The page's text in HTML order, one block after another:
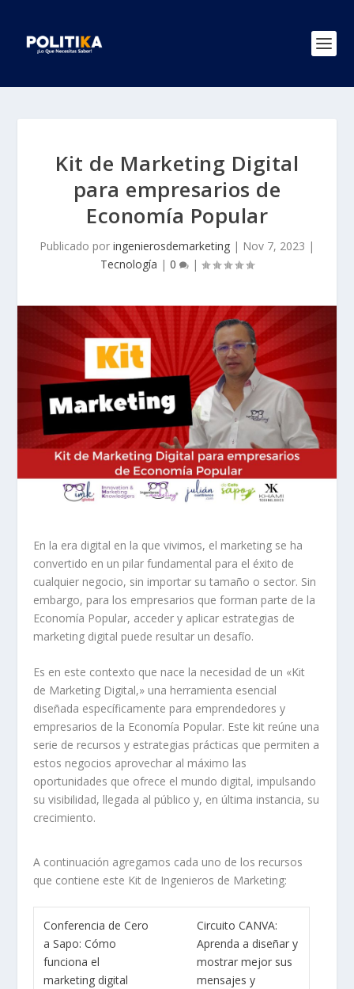
Kit de Marketing Digital
para empresarios de
Economía Popular
Publicado por ingenierosdemarketing | Nov 7, 2023 |
Tecnología | 0 |
En la era digital en la que vivimos, el marketing se ha
convertido en un pilar fundamental para el éxito de
cualquier negocio, sin importar su tamaño o sector. Sin
embargo, para los empresarios que forman parte de la
Economía Popular, acceder y aplicar estrategias de
marketing digital puede resultar un desafío.
Es en este contexto que nace la necesidad de un «Kit
de Marketing Digital,» una herramienta esencial
diseñada específicamente para emprendedores y
empresarios de la Economía Popular. Este kit reúne una
serie de recursos y estrategias prácticas que permiten a
estos negocios aprovechar al máximo las
oportunidades que ofrece el mundo digital, impulsando
su visibilidad, llegada al público y, en última instancia, su
crecimiento.
A continuación agregamos cada uno de los recursos
que contiene este Kit de Ingenieros de Marketing:
Conferencia de Cero
a Sapo: Cómo
funciona el
marketing digital
Circuito CANVA:
Aprenda a diseñar y
mostrar mejor sus
mensajes y